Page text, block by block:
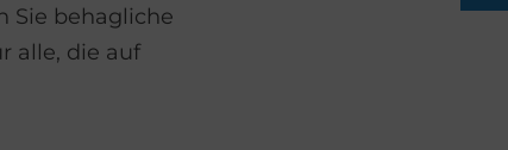
Sie behagliche
alle, die auf